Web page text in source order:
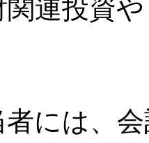
関連投資
には、